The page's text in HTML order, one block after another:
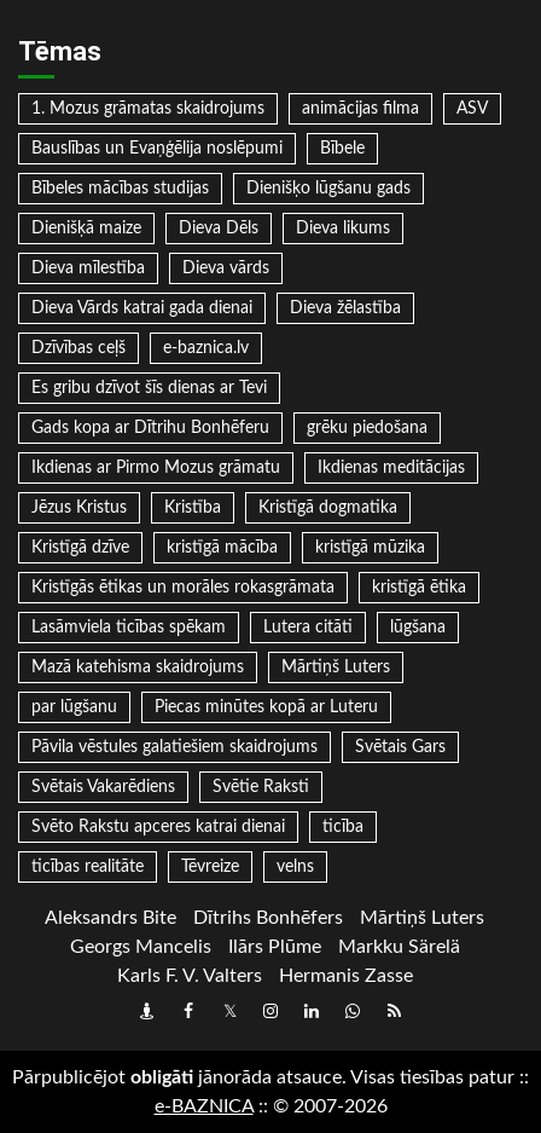
Tēmas
1. Mozus grāmatas skaidrojums animācijas filma ASV
Bauslības un Evaņģēlija noslēpumi Bībele
Bībeles mācības studijas Dienišķo lūgšanu gads
Dienišķā maize Dieva Dēls Dieva likums
Dieva mīlestība Dieva vārds
Dieva Vārds katrai gada dienai Dieva žēlastība
Dzīvības ceļš e-baznica.lv
Es gribu dzīvot šīs dienas ar Tevi
Gads kopa ar Dītrihu Bonhēferu grēku piedošana
Ikdienas ar Pirmo Mozus grāmatu Ikdienas meditācijas
Jēzus Kristus Kristība Kristīgā dogmatika
Kristīgā dzīve kristīgā mācība kristīgā mūzika
Kristīgās ētikas un morāles rokasgrāmata kristīgā ētika
Lasāmviela ticības spēkam Lutera citāti lūgšana
Mazā katehisma skaidrojums Mārtiņš Luters
par lūgšanu Piecas minūtes kopā ar Luteru
Pāvila vēstules galatiešiem skaidrojums Svētais Gars
Svētais Vakarēdiens Svētie Raksti
Svēto Rakstu apceres katrai dienai ticība
ticības realitāte Tēvreize velns
Aleksandrs Bite Dītrihs Bonhēfers
Mārtiņš Luters
Georgs Mancelis
Ilārs Plūme
Markku Särelä
Karls F. V. Valters
Hermanis Zasse
DraugiemFacebook
TwitterInstagram
LinkedInwhatsapp
RSS
Pārpublicējot obligāti jānorāda atsauce. Visas tiesības patur ::
e-BAZNICA:: © 2007-2026